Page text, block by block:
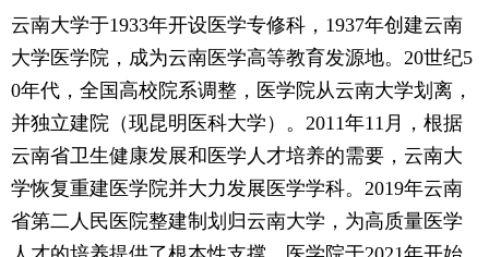
云南大学于1933年开设医学专修科，1937年创建云南
大学医学院，成为云南医学高等教育发源地。20世纪5
0年代，全国高校院系调整，医学院从云南大学划离，
并独立建院（现昆明医科大学）。2011年11月，根据
云南省卫生健康发展和医学人才培养的需要，云南大
学恢复重建医学院并大力发展医学学科。2019年云南
省第二人民医院整建制划归云南大学，为高质量医学